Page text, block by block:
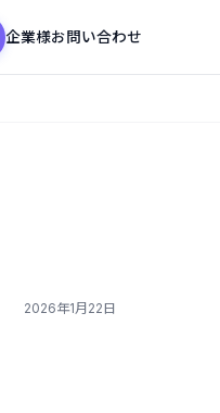
企業様お問い合わせ
2026年1月22日